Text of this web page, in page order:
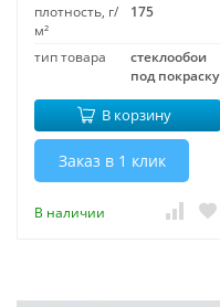
плотность, г/
м²
175
тип товара
стеклообои
под покраску
В корзину
Заказ в 1 клик
В наличии